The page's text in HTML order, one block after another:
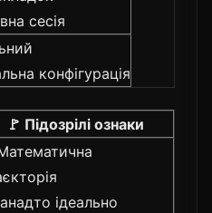
сесія
конфігурація
🚩 Підозрілі ознаки
ідеально